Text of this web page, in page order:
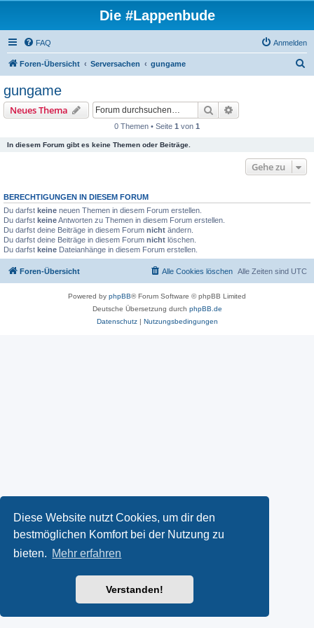
Diese Website nutzt Cookies, um dir den
bestmöglichen Komfort bei der Nutzung zu
bieten. Mehr erfahren
Verstanden!
Die #Lappenbude
FAQ Anmelden
Foren-Übersicht Serversachen gungame
gungame
Neues Thema Suche
0 Themen • Seite 1 von 1
In diesem Forum gibt es keine Themen oder Beiträge.
Gehe zu
BERECHTIGUNGEN IN DIESEM FORUM
Du darfst keine neuen Themen in diesem Forum erstellen.
Du darfst keineAntworten zu Themen in diesem Forum erstellen.
Du darfst deine Beiträge in diesem Forum nicht ändern.
Du darfst deine Beiträge in diesem Forum nicht löschen.
Du darfst keine Dateianhänge in diesem Forum erstellen.
Foren-Übersicht Alle Zeiten sind UTC
Alle Cookies löschen
Powered by phpBB® Forum Software © phpBB Limited
Deutsche Übersetzung durch phpBB.de
Datenschutz| Nutzungsbedingungen